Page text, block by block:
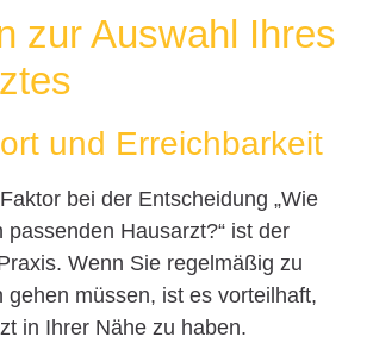
zur Auswahl Ihres
und Erreichbarkeit
bei der Entscheidung „Wie
passenden Hausarzt?“ ist der
Wenn Sie regelmäßig zu
gehen müssen, ist es vorteilhaft,
in Ihrer Nähe zu haben.